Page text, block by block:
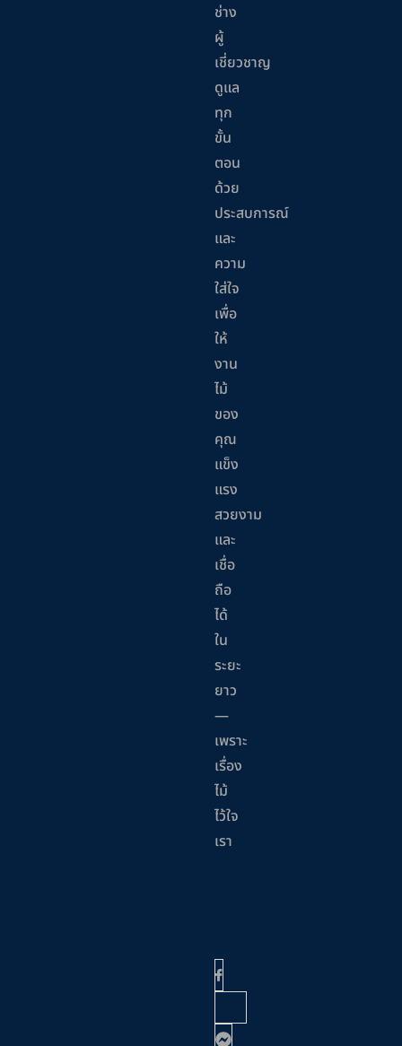
ช่าง
ผู้
เชี่ยวชาญ
ดูแล
ทุก
ขั้น
ตอน
ด้วย
ประสบการณ์
และ
ความ
ใส่ใจ
เพื่อ
ให้
งาน
ไม้
ของ
คุณ
แข็ง
แรง
สวยงาม
และ
เชื่อ
ถือ
ได้
ใน
ระยะ
ยาว
—
เพราะ
เรื่อง
ไม้
ไว้ใจ
เรา